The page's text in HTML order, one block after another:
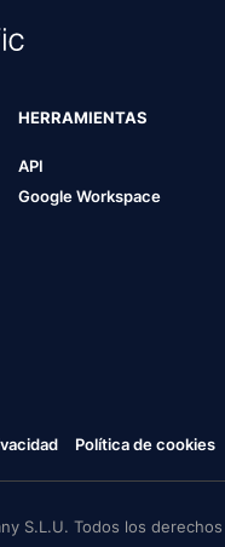
HERRAMIENTAS
API
Google Workspace
Política de cookies
S.L.U. Todos los